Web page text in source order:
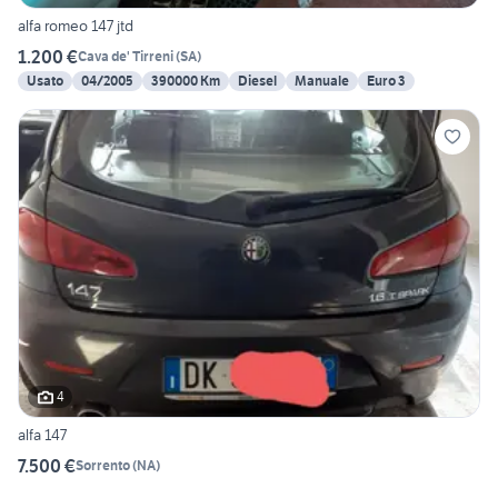
alfa romeo 147 jtd
1.200 €Cava de' Tirreni(SA)
Usato
04/2005 390000 Km Diesel Manuale Euro 3
4
alfa 147
7.500 €Sorrento(NA)